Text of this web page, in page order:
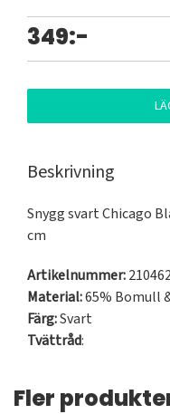
349:-
Beskrivning
Snygg svart Chicago
cm
Artikelnummer:
Material:65% Bomull
Färg:Svart
Tvättråd:
Fler